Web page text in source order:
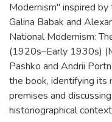
Modernism" inspired
Galina Babak and
National Modernism:
(1920s–Early 1930s)
Pashko and Andrii
the book, identifying its
premises and
historiographical